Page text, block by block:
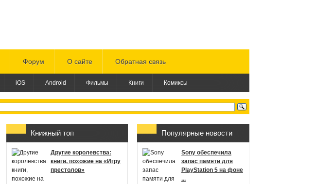
Форум О сайте Обратная связь
iOS Android Фильмы Книги Комиксы
Книжный топ
Другие королевства:
книги, похожие на «Игру
престолов»
Популярные новости
Sony обеспечила
запас памяти для
PlayStation 5 на фоне
...